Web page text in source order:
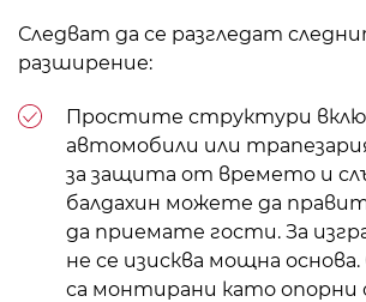
Следват да се разгледат
разширение:
Простите структури
автомобили или
за защита от времето и
балдахин можете да
да приемате гости. За
не се изисква мощна
са монтирани като опорни